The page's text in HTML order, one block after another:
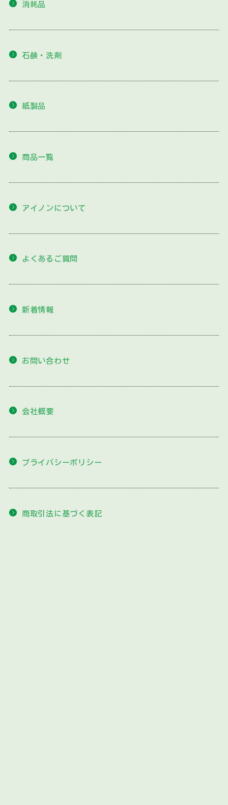
消耗品
石鹸・洗剤
紙製品
商品一覧
アイノンについて
よくあるご質問
新着情報
お問い合わせ
会社概要
プライバシーポリシー
商取引法に基づく表記